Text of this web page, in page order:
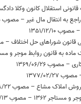
به انتقال مال غیر – مصوب 1308/01/05
1351/12/10
مصوب 1369/06/26
02/27
املاک مشاع – مصوب 1357/08/22
– مصوب 1362/02/13